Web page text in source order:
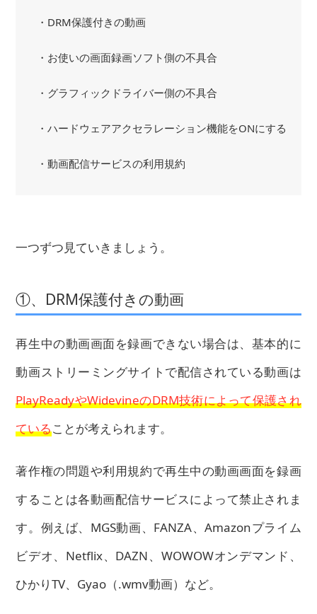
・DRM保護付きの動画
・お使いの画面録画ソフト側の不具合
・グラフィックドライバー側の不具合
・ハードウェアアクセラレーション機能をONにする
・動画配信サービスの利用規約
一つずつ見ていきましょう。
①、DRM保護付きの動画
再生中の動画画面を録画できない場合は、基本的に
動画ストリーミングサイトで配信されている動画は
PlayReadyやWidevineのDRM技術によって保護され
ていることが考えられます。
著作権の問題や利用規約で再生中の動画画面を録画
することは各動画配信サービスによって禁止されま
す。例えば、MGS動画、FANZA、Amazonプライム
ビデオ、Netflix、DAZN、WOWOWオンデマンド、
ひかりTV、Gyao（.wmv動画）など。